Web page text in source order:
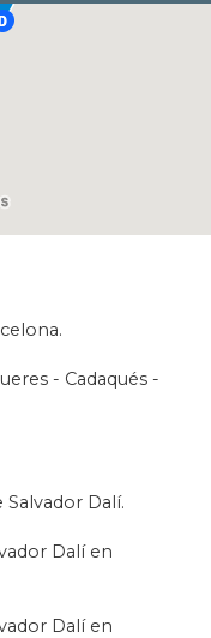
escarpado relieve.
por el
que podrá
día.
- Cadaqués -
Salvador Dalí.
Dalí en
Dalí en